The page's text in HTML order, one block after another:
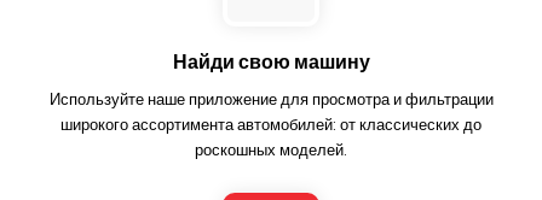
Найди свою машину
Используйте наше приложение для просмотра и фильтрации
широкого ассортимента автомобилей: от классических до
роскошных моделей.